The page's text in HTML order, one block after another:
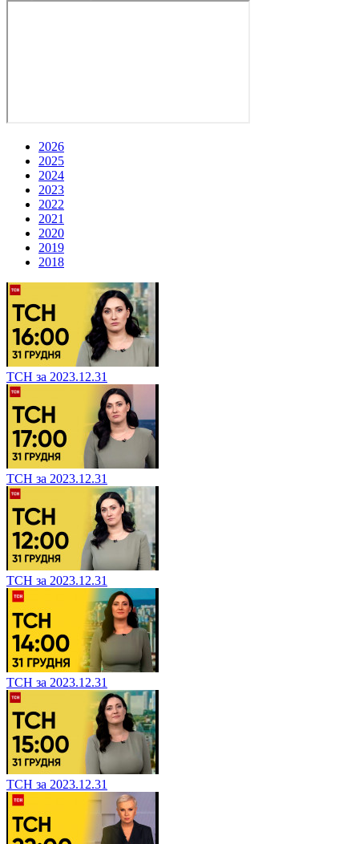
2026
2025
2024
2023
2022
2021
2020
2019
2018
ТСН за 2023.12.31
ТСН за 2023.12.31
ТСН за 2023.12.31
ТСН за 2023.12.31
ТСН за 2023.12.31